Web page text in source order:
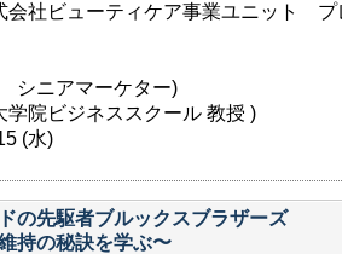
会社ビューティケア事業ユニット プ
シニアマーケター)
学院ビジネススクール 教授 )
(水)
の先駆者ブルックスブラザーズ
持の秘訣を学ぶ〜